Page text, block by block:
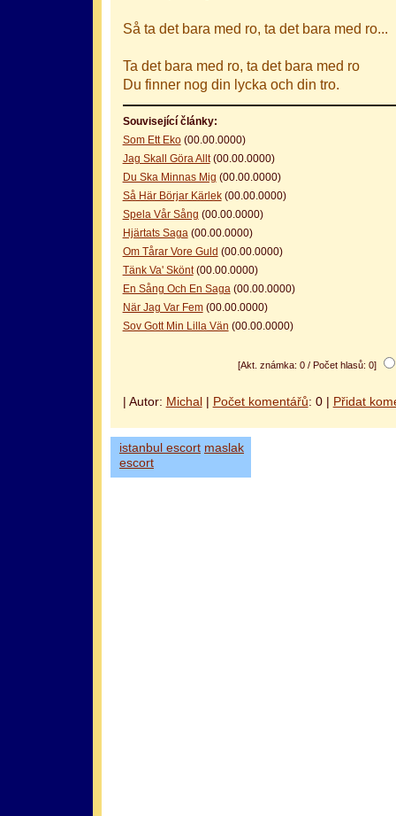
Så ta det bara med ro, ta det bara med ro...
Ta det bara med ro, ta det bara med ro
Du finner nog din lycka och din tro.
Související články:
Som Ett Eko(00.00.0000)
Jag Skall Göra Allt(00.00.0000)
Du Ska Minnas Mig (00.00.0000)
Så Här Börjar Kärlek(00.00.0000)
Spela Vår Sång (00.00.0000)
Hjärtats Saga (00.00.0000)
Om Tårar Vore Guld (00.00.0000)
Tänk Va' Skönt(00.00.0000)
En Sång Och En Saga (00.00.0000)
När Jag Var Fem(00.00.0000)
Sov Gott Min Lilla Vän (00.00.0000)
[Akt. známka: 0 / Počet hlasů: 0]
| Autor: Michal| Počet komentářů: 0 | Přidat
istanbul escort maslak
escort